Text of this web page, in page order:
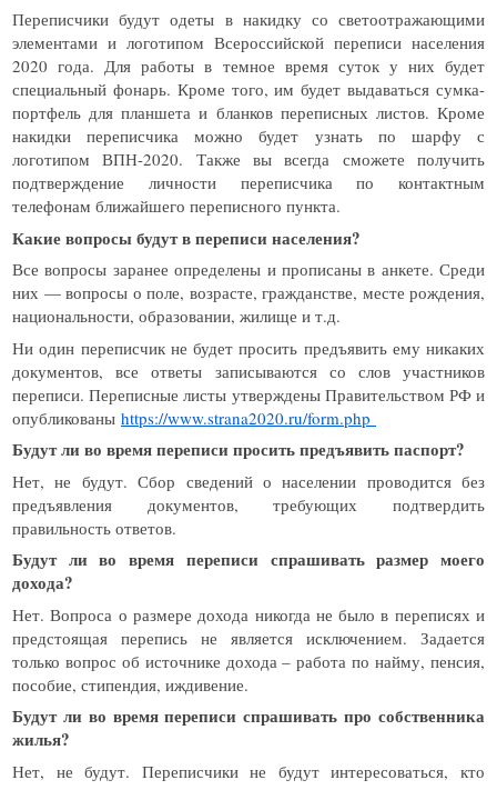
Переписчики будут одеты в накидку со светоотражающими
элементами и логотипом Всероссийской переписи населения
2020 года. Для работы в темное время суток у них будет
специальный фонарь. Кроме того, им будет выдаваться сумка-
портфель для планшета и бланков переписных листов. Кроме
накидки переписчика можно будет узнать по шарфу с
логотипом ВПН-2020. Также вы всегда сможете получить
подтверждение личности переписчика по контактным
телефонам ближайшего переписного пункта.
Какие вопросы будут в переписи населения?
Все вопросы заранее определены и прописаны в анкете. Среди
них — вопросы о поле, возрасте, гражданстве, месте рождения,
национальности, образовании, жилище и т.д.
Ни один переписчик не будет просить предъявить ему никаких
документов, все ответы записываются со слов участников
переписи. Переписные листы утверждены Правительством РФ и
опубликованы https://www.strana2020.ru/form.php
Будут ли во время переписи просить предъявить паспорт?
Нет, не будут. Сбор сведений о населении проводится без
предъявления документов, требующих подтвердить
правильность ответов.
Будут ли во время переписи спрашивать размер моего
дохода?
Нет. Вопроса о размере дохода никогда не было в переписях и
предстоящая перепись не является исключением. Задается
только вопрос об источнике дохода – работа по найму, пенсия,
пособие, стипендия, иждивение.
Будут ли во время переписи спрашивать про собственника
жилья?
Нет, не будут. Переписчики не будут интересоваться, кто